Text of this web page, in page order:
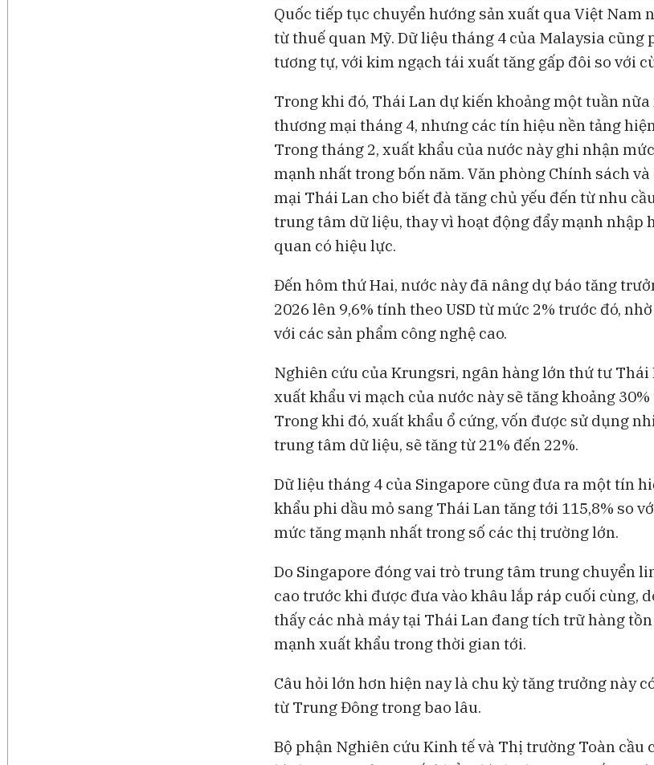
Quốc tiếp tục chuyển hướng sản xuất qua Việt Nam
từ thuế quan Mỹ. Dữ liệu tháng 4 của Malaysia cũng
tương tự, với kim ngạch tái xuất tăng gấp đôi so với
Trong khi đó, Thái Lan dự kiến khoảng một tuần
thương mại tháng 4, nhưng các tín hiệu nền tảng
Trong tháng 2, xuất khẩu của nước này ghi nhận
mạnh nhất trong bốn năm. Văn phòng Chính sách
mại Thái Lan cho biết đà tăng chủ yếu đến từ nhu
trung tâm dữ liệu, thay vì hoạt động đẩy mạnh nhập
quan có hiệu lực.
Đến hôm thứ Hai, nước này đã nâng dự báo tăng
2026 lên 9,6% tính theo USD từ mức 2% trước đó,
với các sản phẩm công nghệ cao.
Nghiên cứu của Krungsri, ngân hàng lớn thứ tư Thái
xuất khẩu vi mạch của nước này sẽ tăng khoảng
Trong khi đó, xuất khẩu ổ cứng, vốn được sử dụng
trung tâm dữ liệu, sẽ tăng từ 21% đến 22%.
Dữ liệu tháng 4 của Singapore cũng đưa ra một tín
khẩu phi dầu mỏ sang Thái Lan tăng tới 115,8% so
mức tăng mạnh nhất trong số các thị trường lớn.
Do Singapore đóng vai trò trung tâm trung chuyển
cao trước khi được đưa vào khâu lắp ráp cuối cùng,
thấy các nhà máy tại Thái Lan đang tích trữ hàng
mạnh xuất khẩu trong thời gian tới.
Câu hỏi lớn hơn hiện nay là chu kỳ tăng trưởng này
từ Trung Đông trong bao lâu.
Bộ phận Nghiên cứu Kinh tế và Thị trường Toàn cầu